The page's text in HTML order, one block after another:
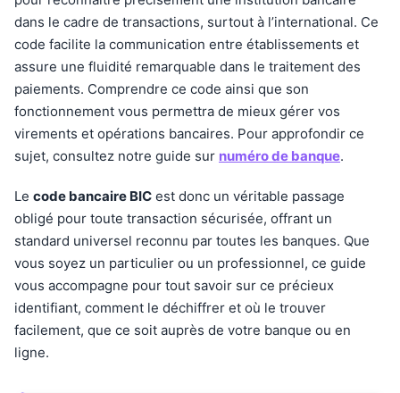
dans le cadre de transactions, surtout à l’international. Ce
code facilite la communication entre établissements et
assure une fluidité remarquable dans le traitement des
paiements. Comprendre ce code ainsi que son
fonctionnement vous permettra de mieux gérer vos
virements et opérations bancaires. Pour approfondir ce
sujet, consultez notre guide sur numéro de banque.
Le code bancaire BIC est donc un véritable passage
obligé pour toute transaction sécurisée, offrant un
standard universel reconnu par toutes les banques. Que
vous soyez un particulier ou un professionnel, ce guide
vous accompagne pour tout savoir sur ce précieux
identifiant, comment le déchiffrer et où le trouver
facilement, que ce soit auprès de votre banque ou en
ligne.